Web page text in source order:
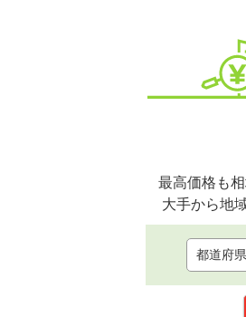
最高価格も
大手から地